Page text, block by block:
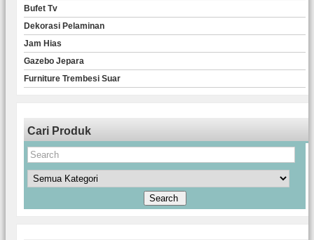
Bufet Tv
Dekorasi Pelaminan
Jam Hias
Gazebo Jepara
Furniture Trembesi Suar
Cari Produk